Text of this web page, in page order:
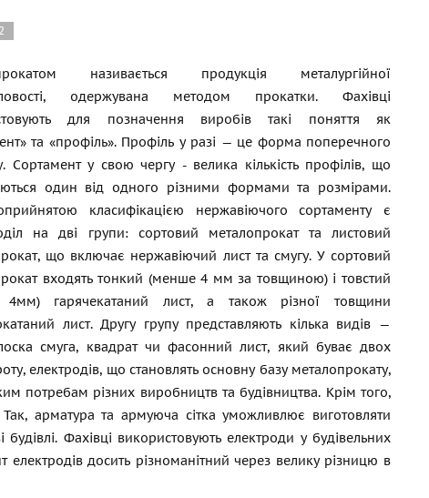
називається продукція металургійної
одержувана методом прокатки. Фахівці
для позначення виробів такі поняття як
та «профіль». Профіль у разі — це форма поперечного
Сортамент у свою чергу - велика кількість профілів, що
один від одного різними формами та розмірами.
класифікацією нержавіючого сортаменту є
на дві групи: сортовий металопрокат та листовий
що включає нержавіючий лист та смугу. У сортовий
входять тонкий (менше 4 мм за товщиною) і товстий
4мм) гарячекатаний лист, а також різної товщини
лист. Другу групу представляють кілька видів —
смуга, квадрат чи фасонний лист, який буває двох
електродів, що становлять основну базу металопрокату,
потребам різних виробництв та будівництва. Крім того,
арматура та армуюча сітка уможливлює виготовляти
будівлі. Фахівці використовують електроди у будівельних
досить різноманітний через велику різницю в